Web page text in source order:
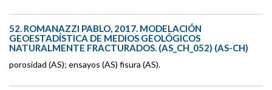
52. ROMANAZZI PABLO, 2017. MODELACIÓN
GEOESTADÍSTICA DE MEDIOS GEOLÓGICOS
NATURALMENTE FRACTURADOS. (AS_CH_052) (AS-CH)
porosidad (AS); ensayos (AS) fisura (AS).